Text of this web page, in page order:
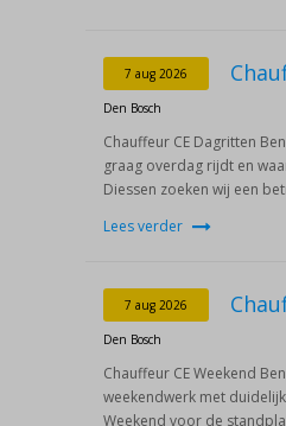
7 aug 2026
Den Bosch
Chauffeur CE Dagritten
graag overdag rijdt en
Diessen zoeken wij een
Lees verder
7 aug 2026
Den Bosch
Chauffeur CE Weekend
weekendwerk met
Weekend voor de